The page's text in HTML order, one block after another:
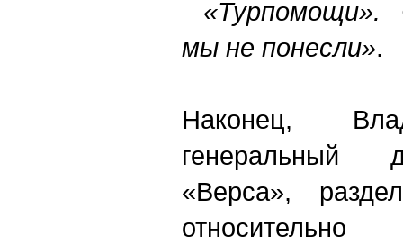
«Турпомощи».
мы не понесли».
Наконец,
генеральный
«Верса»,
относительно